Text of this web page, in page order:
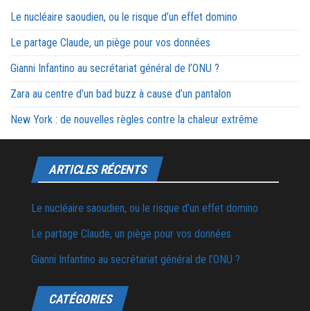
Le nucléaire saoudien, ou le risque d’un effet domino
Le partage Claude, un piège pour vos données
Gianni Infantino au secrétariat général de l’ONU ?
Zara au centre d’un bad buzz à cause d’un pantalon
New York : de nouvelles règles contre la chaleur extrême
ARTICLES RÉCENTS
Le nucléaire saoudien, ou le risque d’un effet domino
Le partage Claude, un piège pour vos données
Gianni Infantino au secrétariat général de l’ONU ?
CATÉGORIES